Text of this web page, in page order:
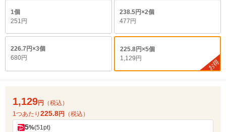
1個
251円
238.5円×2個
477円
226.7円×3個
680円
225.8円×5個
1,129円
お得
1,129円
（税込）
1つあたり 225.8円 （税込）
5%(51pt)